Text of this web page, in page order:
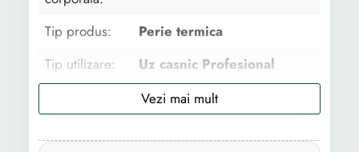
Tip produs:
Perie termica
Tip utilizare:
Uz casnic Profesional
Nu